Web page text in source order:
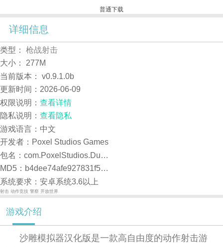
普通下载
详细信息
类型：
枪战射击
大小：
277M
当前版本：
v0.9.1.0b
更新时间： 2026-06-09
权限说明： 查看详情
隐私说明： 查看隐私
游戏语言：中文
开发者：Poxel Studios Games
包名：com.PoxelStudios.DudeTheftAuto
MD5：b4dee74afe927831f5009f1b942ef98e
系统要求：安卓系统3.6以上
射击 动作竞技 警察 开放世界
游戏介绍
沙雕模拟器汉化版是一款高自由度的动作射击游